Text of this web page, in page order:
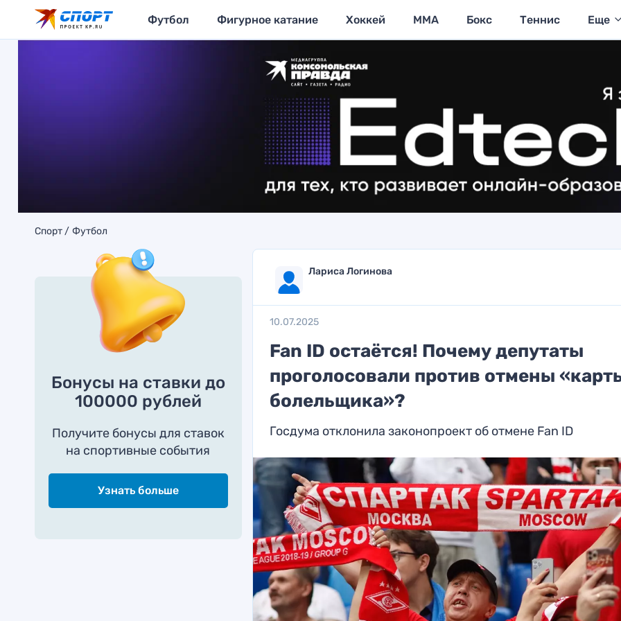
Футбол Фигурное катание Хоккей MMA Бокс Теннис Еще
Спорт Футбол
Бонусы на ставки до
100000 рублей
Получите бонусы для ставок
на спортивные события
Узнать больше
Лариса Логинова
10.07.2025
Fan ID остаётся! Почему депутаты
проголосовали против отмены
болельщика»?
Госдума отклонила законопроект об отмене Fan ID